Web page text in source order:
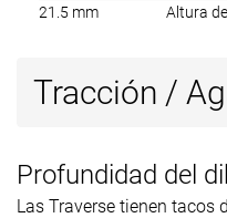
21.5 mm Altura
Tracción /
Profundidad del
Las Traverse tienen tacos